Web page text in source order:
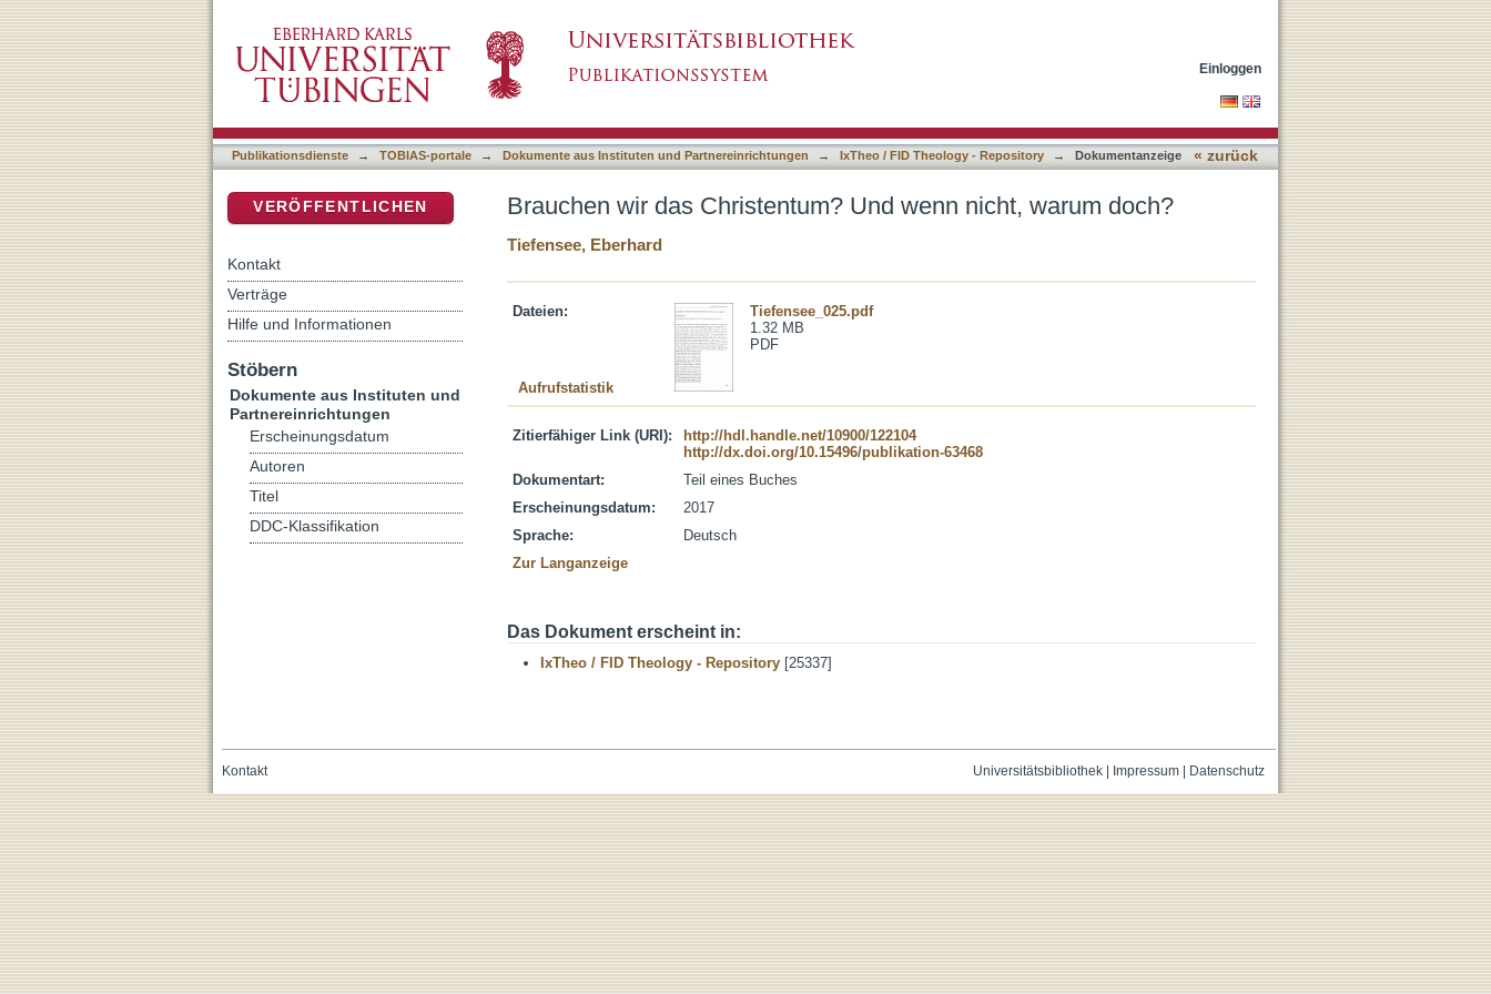
Einloggen
Publikationsdienste → TOBIAS-portale → Dokumente aus Instituten und Partnereinrichtungen → IxTheo / FID Theology - Repository → Dokumentanzeige « zurück
Brauchen wir das Christentum? Und wenn nicht, warum doch?
Tiefensee, Eberhard
Dateien:
Tiefensee_025.pdf
1.32 MB
PDF
Aufrufstatistik
Zitierfähiger Link (URI):
http://hdl.handle.net/10900/122104
http://dx.doi.org/10.15496/publikation-63468
Dokumentart:
Teil eines Buches
Erscheinungsdatum:
2017
Sprache:
Deutsch
Zur Langanzeige
Das Dokument erscheint in:
IxTheo / FID Theology - Repository [25337]
VERÖFFENTLICHEN
Kontakt
Verträge
Hilfe und Informationen
Stöbern
Dokumente aus Instituten und
Partnereinrichtungen
Erscheinungsdatum
Autoren
Titel
DDC-Klassifikation
Universitätsbibliothek| Impressum| Datenschutz
Kontakt